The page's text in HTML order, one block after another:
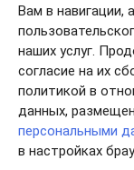
Вам в навигации,
наших услуг.
согласие на их
политикой в
данных,
персональными
в настройках